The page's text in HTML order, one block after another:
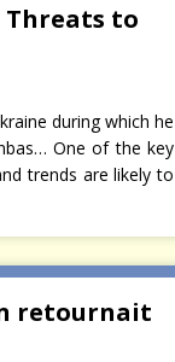
Threats to
during which he
One of the key
trends are likely to
retournait